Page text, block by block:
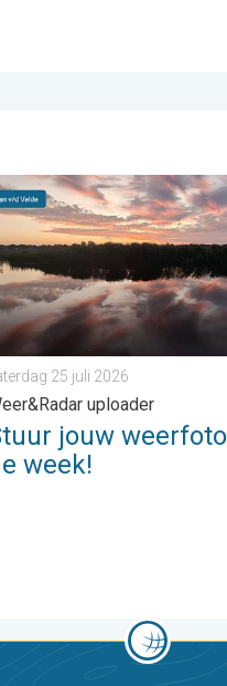
. . vrijdag 24 juli 2026
jouw weerfoto van de
25 juli 2026
uploader
jouw
week!